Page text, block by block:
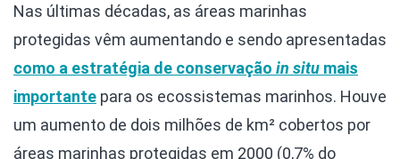
Nas últimas décadas, as áreas marinhas
protegidas vêm aumentando e sendo apresentadas
como a estratégia de conservação in situ mais
importante para os ecossistemas marinhos. Houve
um aumento de dois milhões de km² cobertos por
áreas marinhas protegidas em 2000 (0,7% do